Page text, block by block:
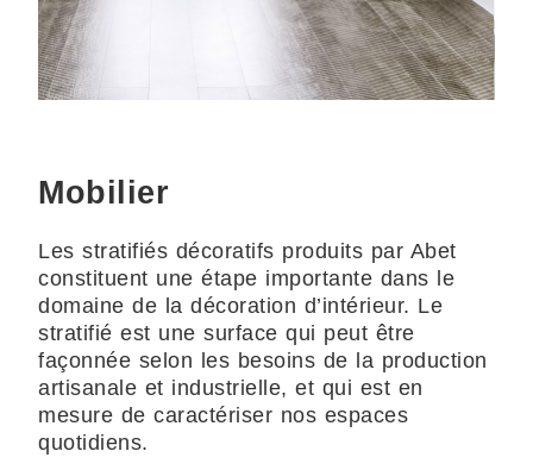
Mobilier
Les stratifiés décoratifs produits par Abet
constituent une étape importante dans le
domaine de la décoration d’intérieur. Le
stratifié est une surface qui peut être
façonnée selon les besoins de la production
artisanale et industrielle, et qui est en
mesure de caractériser nos espaces
quotidiens.